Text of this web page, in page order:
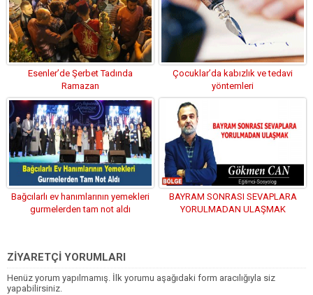
Esenler’de Şerbet Tadında
Ramazan
Çocuklar’da kabızlık ve tedavi
yöntemleri
Bağcılarlı ev hanımlarının yemekleri
gurmelerden tam not aldı
BAYRAM SONRASI SEVAPLARA
YORULMADAN ULAŞMAK
ZİYARETÇİ YORUMLARI
Henüz yorum yapılmamış. İlk yorumu aşağıdaki form aracılığıyla siz
yapabilirsiniz.